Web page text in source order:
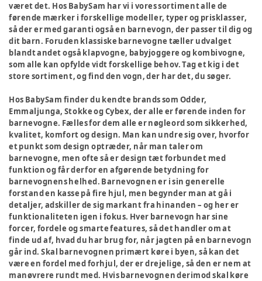
været det. Hos BabySam har vi i vores sortiment alle de
førende mærker i forskellige modeller, typer og prisklasser,
så der er med garanti også en barnevogn, der passer til dig og
dit barn. Foruden klassiske barnevogne tæller udvalget
blandt andet også klapvogne, babyjoggere og kombivogne,
som alle kan opfylde vidt forskellige behov. Tag et kig i det
store sortiment, og find den vogn, der har det, du søger.
Hos BabySam finder du kendte brands som Odder,
Emmaljunga, Stokke og Cybex, der alle er førende inden for
barnevogne. Fælles for dem alle er nøgleord som sikkerhed,
kvalitet, komfort og design. Man kan undre sig over, hvorfor
et punkt som design optræder, når man taler om
barnevogne, men ofte så er design tæt forbundet med
funktion og får derfor en afgørende betydning for
barnevognens helhed. Barnevognen er i sin generelle
forstand en kasse på fire hjul, men begynder man at gå i
detaljer, adskiller de sig markant fra hinanden – og her er
funktionaliteten igen i fokus. Hver barnevogn har sine
forcer, fordele og smarte features, så det handler om at
finde ud af, hvad du har brug for, når jagten på en barnevogn
går ind. Skal barnevognen primært køre i byen, så kan det
være en fordel med forhjul, der er drejelige, så den er nem at
manøvrere rundt med. Hvis barnevognen derimod skal køre